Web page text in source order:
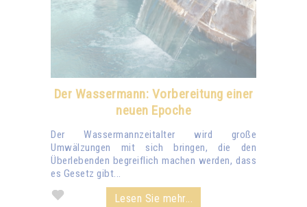
Der Wassermann: Vorbereitung einer
neuen Epoche
Der Wassermannzeitalter wird große
Umwälzungen mit sich bringen, die den
Überlebenden begreiflich machen werden, dass
es Gesetz gibt...
Lesen Sie mehr...